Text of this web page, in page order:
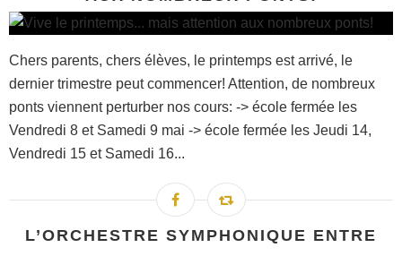
Chers parents, chers élèves, le printemps est arrivé, le
dernier trimestre peut commencer! Attention, de nombreux
ponts viennent perturber nos cours: -> école fermée les
Vendredi 8 et Samedi 9 mai -> école fermée les Jeudi 14,
Vendredi 15 et Samedi 16...
L’ORCHESTRE SYMPHONIQUE ENTRE